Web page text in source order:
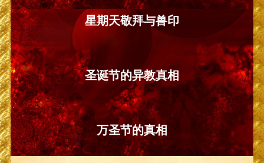
星期天敬拜与兽印
圣诞节的异教真相
万圣节的真相